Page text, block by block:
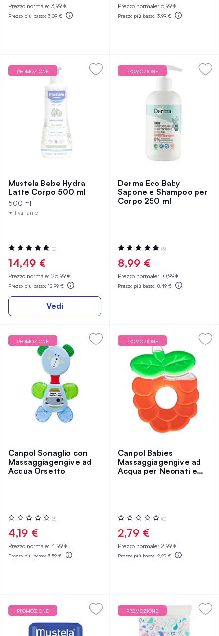
Prezzo normale: 3,99 €
Prezzo più basso: 3,09 €
Prezzo normale: 5,99 €
Prezzo più basso: 3,99 €
PROMOZIONE
Mustela Bebe Hydra
Latte Corpo 500 ml
500 ml
+ 1 variante
Valutazione:
100%
(2)
14,49 €
Prezzo normale: 25,99 €
Prezzo più basso: 12,99 €
Vedi
PROMOZIONE
Derma Eco Baby
Sapone e Shampoo per
Corpo 250 ml
Valutazione:
100%
(3)
8,99 €
Prezzo normale: 10,99 €
Prezzo più basso: 8,49 €
PROMOZIONE
Canpol Sonaglio con
Massaggiagengive ad
Acqua Orsetto
Valutazione:
0%
(3)
4,19 €
Prezzo normale: 4,99 €
Prezzo più basso: 3,59 €
PROMOZIONE
Canpol Babies
Massaggiagengive ad
Acqua per Neonati e
Valutazione:
0%
(0)
2,79 €
Prezzo normale: 2,99 €
Prezzo più basso: 2,29 €
PROMOZIONE PROMOZIONE